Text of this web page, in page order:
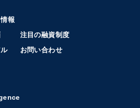
報
注目の融資制度
お問い合わせ